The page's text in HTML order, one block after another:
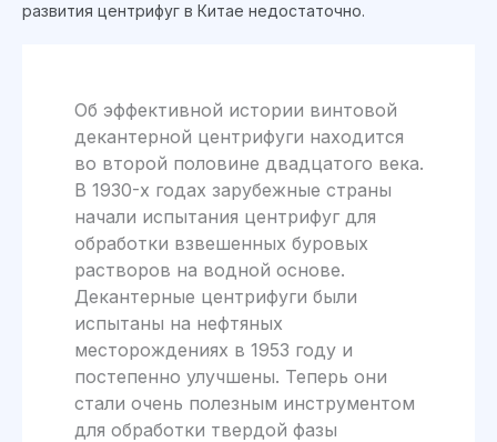
развития центрифуг в Китае недостаточно.
Об эффективной истории винтовой
декантерной центрифуги находится
во второй половине двадцатого века.
В 1930-х годах зарубежные страны
начали испытания центрифуг для
обработки взвешенных буровых
растворов на водной основе.
Декантерные центрифуги были
испытаны на нефтяных
месторождениях в 1953 году и
постепенно улучшены. Теперь они
стали очень полезным инструментом
для обработки твердой фазы